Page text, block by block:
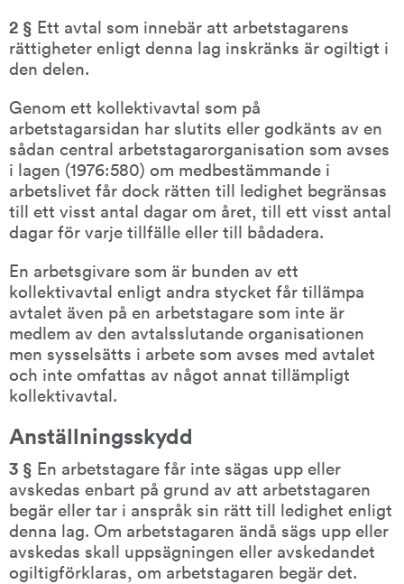
2 § Ett avtal som innebär att arbetstagarens
rättigheter enligt denna lag inskränks är ogiltigt i
den delen.
Genom ett kollektivavtal som på
arbetstagarsidan har slutits eller godkänts av en
sådan central arbetstagarorganisation som avses
i lagen (1976:580) om medbestämmande i
arbetslivet får dock rätten till ledighet begränsas
till ett visst antal dagar om året, till ett visst antal
dagar för varje tillfälle eller till bådadera.
En arbetsgivare som är bunden av ett
kollektivavtal enligt andra stycket får tillämpa
avtalet även på en arbetstagare som inte är
medlem av den avtalsslutande organisationen
men sysselsätts i arbete som avses med avtalet
och inte omfattas av något annat tillämpligt
kollektivavtal.
Anställningsskydd
3 § En arbetstagare får inte sägas upp eller
avskedas enbart på grund av att arbetstagaren
begär eller tar i anspråk sin rätt till ledighet enligt
denna lag. Om arbetstagaren ändå sägs upp eller
avskedas skall uppsägningen eller avskedandet
ogiltigförklaras, om arbetstagaren begär det.